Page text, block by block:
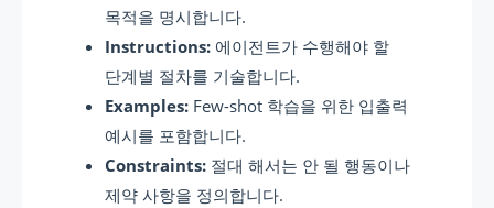
목적을 명시합니다.
Instructions: 에이전트가 수행해야 할
단계별 절차를 기술합니다.
Examples: Few-shot 학습을 위한 입출력
예시를 포함합니다.
Constraints: 절대 해서는 안 될 행동이나
제약 사항을 정의합니다.